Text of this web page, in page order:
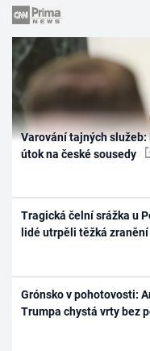
Varování tajných služeb:
útok na české sousedy
Tragická čelní srážka u
lidé utrpěli těžká zranění
Grónsko v pohotovosti:
Trumpa chystá vrty bez